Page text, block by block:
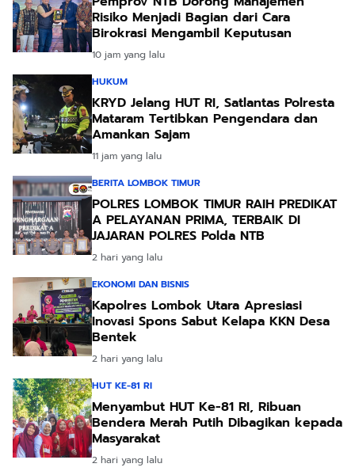
Risiko Menjadi Bagian dari Cara
Birokrasi Mengambil Keputusan
10 jam yang lalu
HUKUM
KRYD Jelang HUT RI, Satlantas Polresta
Mataram Tertibkan Pengendara dan
Amankan Sajam
11 jam yang lalu
BERITA LOMBOK TIMUR
POLRES LOMBOK TIMUR RAIH PREDIKAT
A PELAYANAN PRIMA, TERBAIK DI
JAJARAN POLRES Polda NTB
2 hari yang lalu
EKONOMI DAN BISNIS
Kapolres Lombok Utara Apresiasi
Inovasi Spons Sabut Kelapa KKN Desa
Bentek
2 hari yang lalu
HUT KE-81 RI
Menyambut HUT Ke-81 RI, Ribuan
Bendera Merah Putih Dibagikan kepada
Masyarakat
2 hari yang lalu